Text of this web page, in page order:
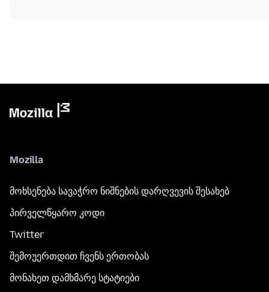
Mozilla
მოხსენება სავაჭრო ნიშნების დარღვევის შესახებ
პირველწყარო კოდი
Twitter
შემოუერთდით ჩვენს ერთობას
მონახეთ დამხმარე სტატიები